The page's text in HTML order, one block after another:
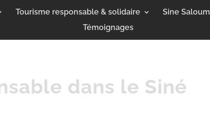
Tourisme responsable & solidaire Sine Saloum
Témoignages
dans le Siné